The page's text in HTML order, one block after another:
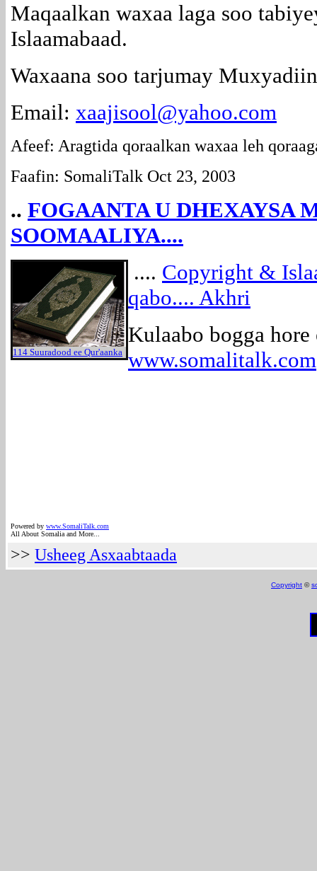
Maqaalkan waxaa laga soo
Islaamabaad.
Waxaana soo tarjumay
Email: xaajisool@yahoo.com
Afeef: Aragtida qoraalkan waxaa leh
Faafin: SomaliTalk Oct 23, 2003
.. FOGAANTA U DHEXAYSA
SOOMAALIYA....
114 Suuradood ee Qur'aanka
.... Copyright &
qabo.... Akhri
Kulaabo bogga
www.somalitalk.com
Powered by www.SomaliTalk.com
All About Somalia and More...
>> Usheeg Asxaabtaada
Copyright ©